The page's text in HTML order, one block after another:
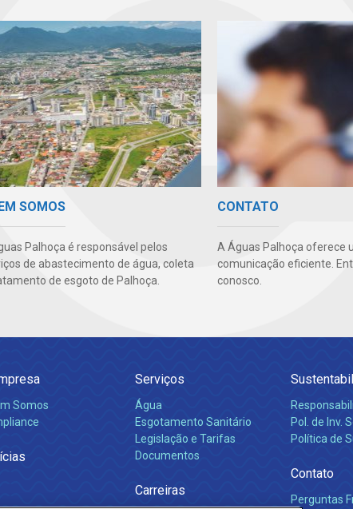
SOMOS
Palhoça é responsável pelos
de abastecimento de água, coleta
de esgoto de Palhoça.
CONTATO
A Águas Palhoça oferece
comunicação eficiente.
conosco.
Somos
Serviços
Água
Esgotamento Sanitário
Legislação e Tarifas
Documentos
Carreiras
Pol. de Inv.
Política de
Contato
Perguntas